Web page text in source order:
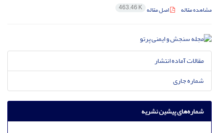
مشاهده مقاله اصل مقاله 463.46 K
مقالات آماده انتشار
شماره جاری
شماره‌های پیشین نشریه